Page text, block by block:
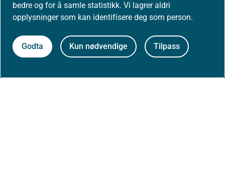
bedre og for å samle statistikk. Vi lagrer aldri
opplysninger som kan identifisere deg som person.
Godta Kun nødvendige Tilpass
Presse